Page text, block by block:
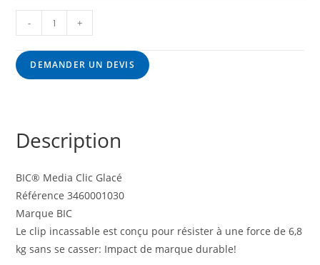
- +
DEMANDER UN DEVIS
Description
BIC® Media Clic Glacé
Référence 3460001030
Marque BIC
Le clip incassable est conçu pour résister à une force de 6,8
kg sans se casser: Impact de marque durable!